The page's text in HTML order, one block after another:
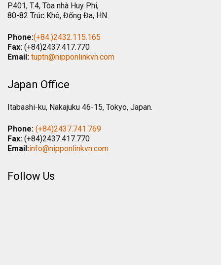
P.401, T.4, Tòa nhà Huy Phi,
80-82 Trúc Khê, Đống Đa, HN.
Phone:(+84.)2432.115.165
Fax: (+84)2437.417.770
Email: tuptn@nipponlinkvn.com
Japan Office
Itabashi-ku, Nakajuku 46-15, Tokyo, Japan.
Phone: (+84)2437.741.769
Fax: (+84)2437.417.770
Email:info@nipponlinkvn.com
Follow Us